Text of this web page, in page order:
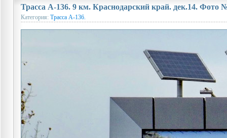
Трасса А-136. 9 км. Краснодарский край. дек.14. Фото
Категория: Трасса А-136.